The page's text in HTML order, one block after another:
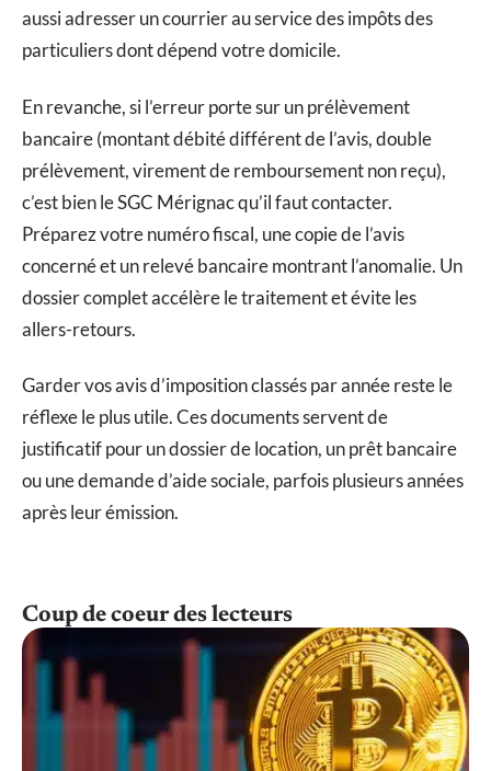
aussi adresser un courrier au service des impôts des
particuliers dont dépend votre domicile.
En revanche, si l’erreur porte sur un prélèvement
bancaire (montant débité différent de l’avis, double
prélèvement, virement de remboursement non reçu),
c’est bien le SGC Mérignac qu’il faut contacter.
Préparez votre numéro fiscal, une copie de l’avis
concerné et un relevé bancaire montrant l’anomalie. Un
dossier complet accélère le traitement et évite les
allers-retours.
Garder vos avis d’imposition classés par année reste le
réflexe le plus utile. Ces documents servent de
justificatif pour un dossier de location, un prêt bancaire
ou une demande d’aide sociale, parfois plusieurs années
après leur émission.
Coup de coeur des lecteurs